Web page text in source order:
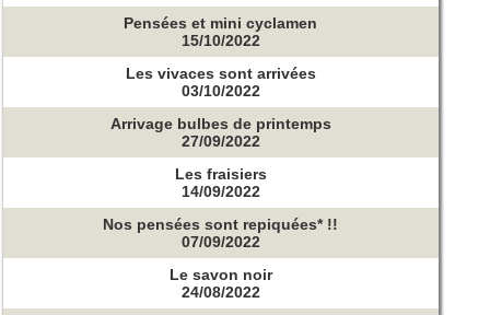
Pensées et mini cyclamen
15/10/2022
Les vivaces sont arrivées
03/10/2022
Arrivage bulbes de printemps
27/09/2022
Les fraisiers
14/09/2022
Nos pensées sont repiquées* !!
07/09/2022
Le savon noir
24/08/2022